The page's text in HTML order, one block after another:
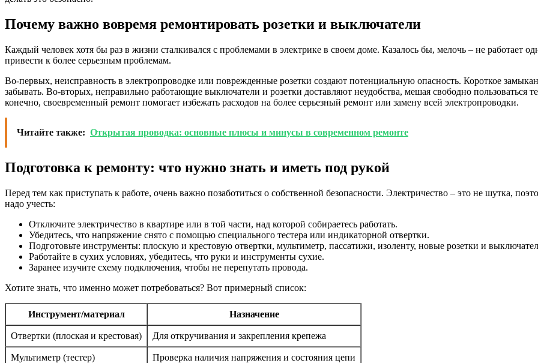
Почему важно вовремя ремонтировать розетки и выключатели
Каждый человек хотя бы раз в жизни сталкивался с проблемами в электрике в своем доме. Казалось бы, мелочь – не работает
привести к более серьезным проблемам.
Во-первых, неисправность в электропроводке или поврежденные розетки создают потенциальную опасность. Короткое
забывать. Во-вторых, неправильно работающие выключатели и розетки доставляют неудобства, мешая свободно
конечно, своевременный ремонт помогает избежать расходов на более серьезный ремонт или замену всей электропроводки.
Читайте также: Открытая проводка: основные плюсы и минусы в современном ремонте
Подготовка к ремонту: что нужно знать и иметь под рукой
Перед тем как приступать к работе, очень важно позаботиться о собственной безопасности. Электричество – это не шутка,
надо учесть:
Отключите электричество в квартире или в той части, над которой собираетесь работать.
Убедитесь, что напряжение снято с помощью специального тестера или индикаторной отвертки.
Подготовьте инструменты: плоскую и крестовую отвертки, мультиметр, пассатижи, изоленту, новые розетки и
Работайте в сухих условиях, убедитесь, что руки и инструменты сухие.
Заранее изучите схему подключения, чтобы не перепутать провода.
Хотите знать, что именно может потребоваться? Вот примерный список:
Инструмент/материал Назначение
Отвертки (плоская и крестовая) Для откручивания и закрепления крепежа
Мультиметр (тестер) Проверка наличия напряжения и состояния цепи